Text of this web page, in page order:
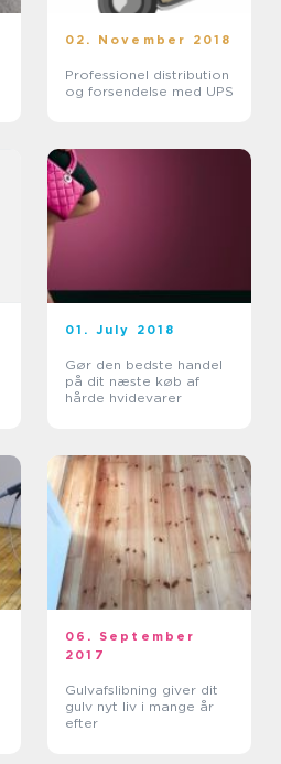
02. November 2018
Professionel distribution
og forsendelse med UPS
01. July 2018
Gør den bedste handel
på dit næste køb af
hårde hvidevarer
06. September
2017
Gulvafslibning giver dit
gulv nyt liv i mange år
efter